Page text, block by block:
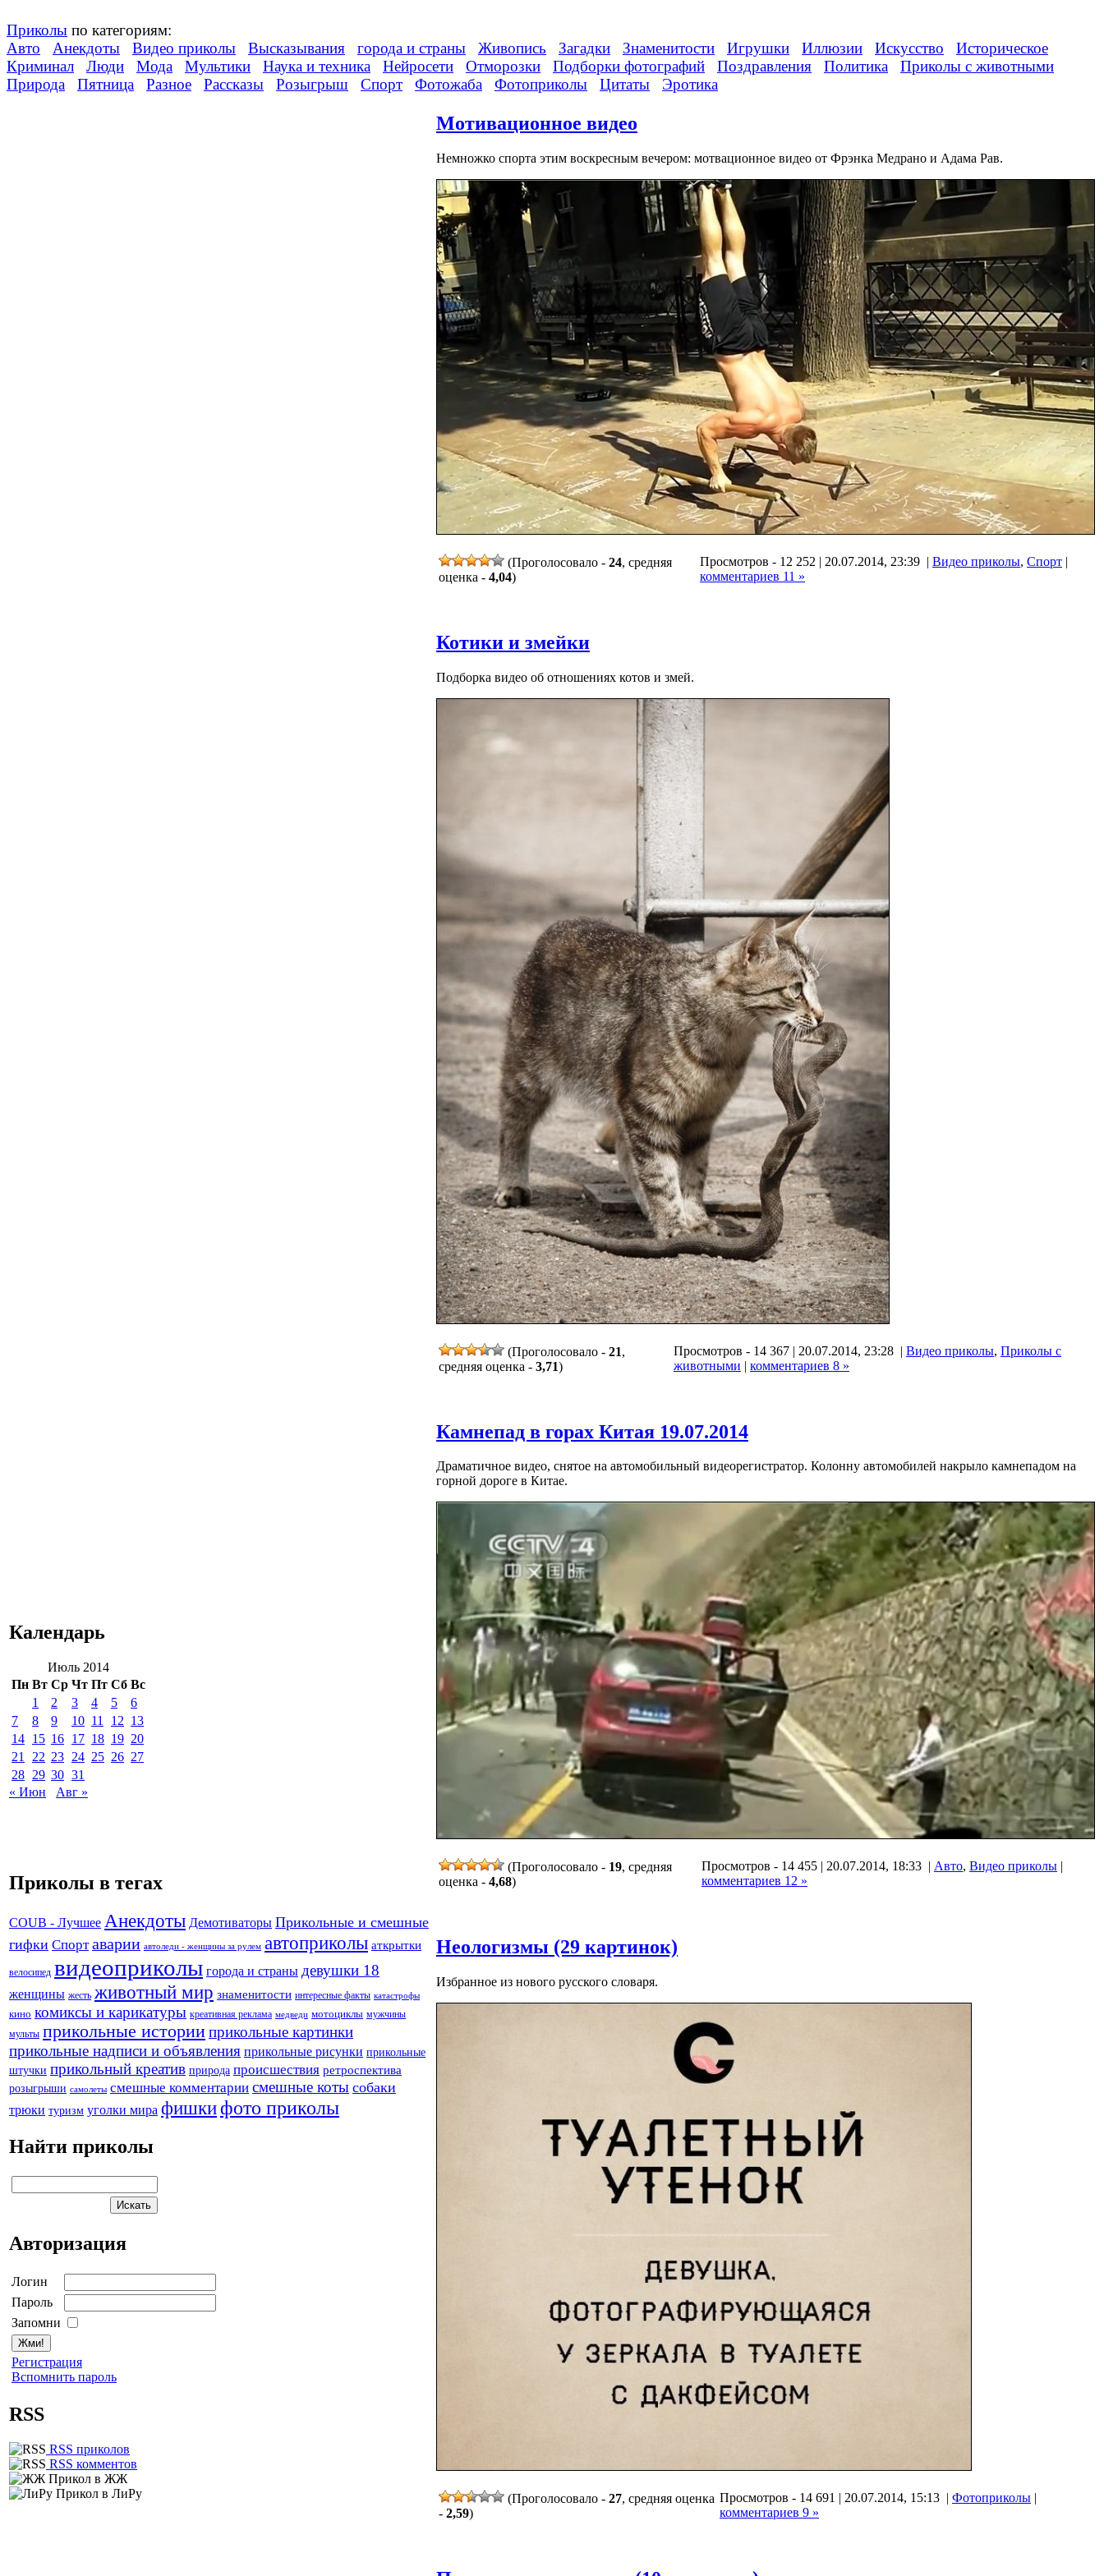
Приколы по категориям:
Авто
Анекдоты Видео приколы Высказывания города и страны Живопись Загадки Знаменитости Игрушки Иллюзии Искусство
Историческое
Криминал
Люди Мода Мультики Наука и техника Нейросети Отморозки Подборки фотографий Поздравления Политика
Приколы с животными
Природа
Пятница Разное Рассказы Розыгрыш Спорт Фотожаба Фотоприколы Цитаты Эротика
Календарь
Июль 2014
Пн Вт Ср Чт Пт Сб Вс
1
2 3 4 5
6
7
8 9 10 11 12 13
14 15 16 17 18 19 20
21
22 23 24 25 26 27
28 29 30 31
« Июн
Авг »
Приколы в тегах
COUB - Лучшее Анекдоты Демотиваторы Прикольные и смешные
гифки Спорт аварии автоледи - женщины за рулем автоприколы аткрытки
велосипед видеоприколы города и страны девушки 18
женщины жесть животный мир знаменитости интересные факты катастрофы
кино комиксы и карикатуры креативная реклама медведи мотоциклы мужчины
мульты прикольные историиприкольные картинки
прикольные надписи и объявления прикольные рисунки прикольные
штучки прикольный креатив природа происшествия ретроспектива
розыгрыши самолеты смешные комментарии смешные коты собаки
трюки туризм уголки мира фишкифото приколы
Найти приколы
Авторизация
Логин
Пароль
Запомни
Регистрация
Вспомнить пароль
RSS
RSS приколов
RSS комментов
Прикол в ЖЖ
Прикол в ЛиРу
Мотивационное видео
Немножко спорта этим воскресным вечером: мотвационное видео от Фрэнка Медрано и Адама Рав.
(Проголосовало - 24, средняя
оценка - 4,04)
Просмотров - 12 252 | 20.07.2014, 23:39 | Видео приколы, Спорт |
комментариев 11 »
Котики и змейки
Подборка видео об отношениях котов и змей.
(Проголосовало - 21,
средняя оценка - 3,71)
Просмотров - 14 367 | 20.07.2014, 23:28 | Видео приколы, Приколы с
животными | комментариев 8 »
Камнепад в горах Китая 19.07.2014
Драматичное видео, снятое на автомобильный видеорегистратор. Колонну автомобилей накрыло камнепадом на
горной дороге в Китае.
(Проголосовало - 19, средняя
оценка - 4,68)
Просмотров - 14 455 | 20.07.2014, 18:33 | Авто, Видео приколы |
комментариев 12 »
Неологизмы (29 картинок)
Избранное из нового русского словаря.
(Проголосовало - 27, средняя оценка
- 2,59)
Просмотров - 14 691 | 20.07.2014, 15:13 | Фотоприколы |
комментариев 9 »